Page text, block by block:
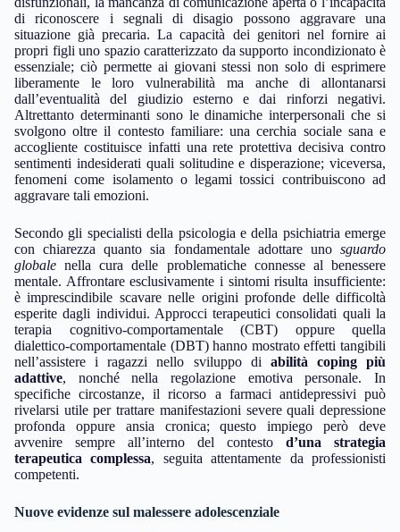
di riconoscere i segnali di disagio possono aggravare una
situazione già precaria. La capacità dei genitori nel fornire ai
propri figli uno spazio caratterizzato da supporto incondizionato è
essenziale; ciò permette ai giovani stessi non solo di esprimere
liberamente le loro vulnerabilità ma anche di allontanarsi
dall’eventualità del giudizio esterno e dai rinforzi negativi.
Altrettanto determinanti sono le dinamiche interpersonali che si
svolgono oltre il contesto familiare: una cerchia sociale sana e
accogliente costituisce infatti una rete protettiva decisiva contro
sentimenti indesiderati quali solitudine e disperazione; viceversa,
fenomeni come isolamento o legami tossici contribuiscono ad
aggravare tali emozioni.
Secondo gli specialisti della psicologia e della psichiatria emerge
con chiarezza quanto sia fondamentale adottare uno sguardo
globale nella cura delle problematiche connesse al benessere
mentale. Affrontare esclusivamente i sintomi risulta insufficiente:
è imprescindibile scavare nelle origini profonde delle difficoltà
esperite dagli individui. Approcci terapeutici consolidati quali la
terapia cognitivo-comportamentale (CBT) oppure quella
dialettico-comportamentale (DBT) hanno mostrato effetti tangibili
nell’assistere i ragazzi nello sviluppo di abilità coping più
adattive, nonché nella regolazione emotiva personale. In
specifiche circostanze, il ricorso a farmaci antidepressivi può
rivelarsi utile per trattare manifestazioni severe quali depressione
profonda oppure ansia cronica; questo impiego però deve
avvenire sempre all’interno del contesto d’una strategia
terapeutica complessa, seguita attentamente da professionisti
competenti.
Nuove evidenze sul malessere adolescenziale